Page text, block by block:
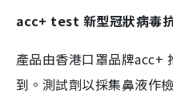
acc+ test 新型冠狀病毒
產品由香港口罩品牌acc+
到。測試劑以採集鼻液作